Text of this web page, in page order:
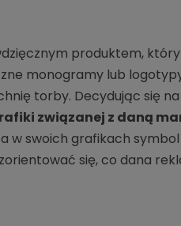
produktem,
monogramy lub
torby. Decydując się
związanej z daną
w swoich grafikach
się, co dana